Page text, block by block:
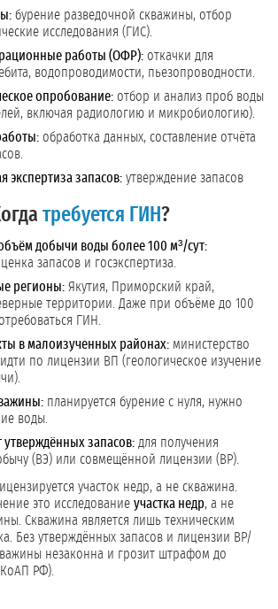
бурение разведочной скважины, отбор
исследования (ГИС).
работы (ОФР): откачки для
водопроводимости, пьезопроводности.
опробование: отбор и анализ проб воды
включая радиологию и микробиологию).
обработка данных, составление отчёта
экспертиза запасов: утверждение запасов
требуется ГИН?
добычи воды более 100 м³/сут:
запасов и госэкспертиза.
регионы: Якутия, Приморский край,
территории. Даже при объёме до 100
ГИН.
в малоизученных районах: министерство
по лицензии ВП (геологическое изучение
планируется бурение с нуля, нужно
воды.
утверждённых запасов: для получения
(ВЭ) или совмещённой лицензии (ВР).
участок недр, а не скважина.
это исследование участка недр, а не
Скважина является лишь техническим
Без утверждённых запасов и лицензии ВР/
незаконна и грозит штрафом до
РФ).